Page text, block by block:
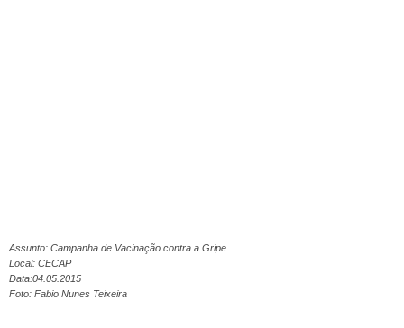
Assunto: Campanha de Vacinação contra a Gripe
Local: CECAP
Data:04.05.2015
Foto: Fabio Nunes Teixeira